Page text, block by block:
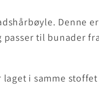
Denne er
passer til bunader
i samme stoffet